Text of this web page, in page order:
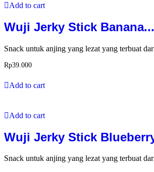
Add to cart
Wuji Jerky Stick Banana...
Snack untuk anjing yang lezat yang terbuat
Rp39.000
Add to cart
Add to cart
Wuji Jerky Stick
Snack untuk anjing yang lezat yang terbuat